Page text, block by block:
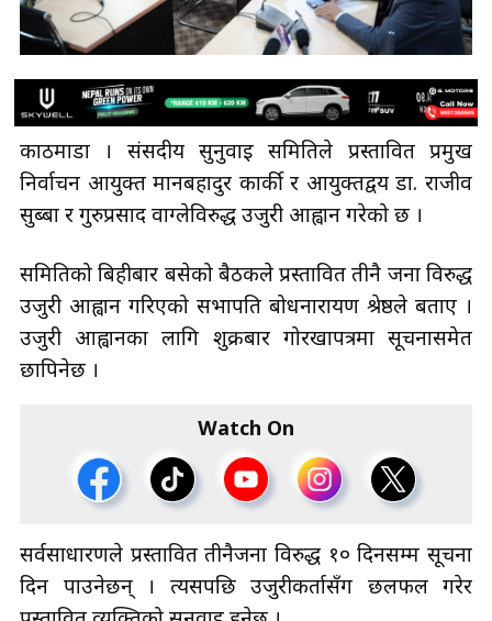
काठमाडौँ । संसदीय सुनुवाइ समितिले प्रस्तावित प्रमुख
निर्वाचन आयुक्त मानबहादुर कार्की र आयुक्तद्वय डा. राजीव
सुब्बा र गुरुप्रसाद वाग्लेविरुद्ध उजुरी आह्वान गरेको छ ।
समितिको बिहीबार बसेको बैठकले प्रस्तावित तीनै जना विरुद्ध
उजुरी आह्वान गरिएको सभापति बोधनारायण श्रेष्ठले बताए ।
उजुरी आह्वानका लागि शुक्रबार गोरखापत्रमा सूचनासमेत
छापिनेछ ।
Watch On
सर्वसाधारणले प्रस्तावित तीनैजना विरुद्ध १० दिनसम्म सूचना
दिन पाउनेछन् । त्यसपछि उजुरीकर्तासँग छलफल गरेर